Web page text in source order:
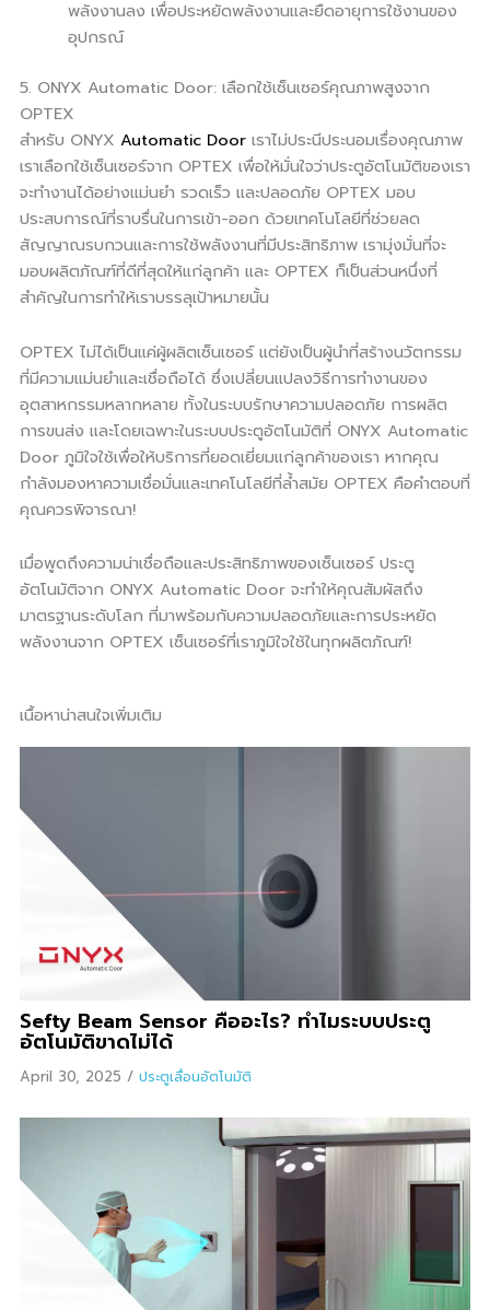
พลังงานลง เพื่อประหยัดพลังงานและยืดอายุการใช้งานของ
อุปกรณ์
5. ONYX Automatic Door: เลือกใช้เซ็นเซอร์คุณภาพสูงจาก
OPTEX
สำหรับ ONYX Automatic Doorเราไม่ประนีประนอมเรื่องคุณภาพ
เราเลือกใช้เซ็นเซอร์จาก OPTEX เพื่อให้มั่นใจว่าประตูอัตโนมัติของเรา
จะทำงานได้อย่างแม่นยำ รวดเร็ว และปลอดภัย OPTEX มอบ
ประสบการณ์ที่ราบรื่นในการเข้า-ออก ด้วยเทคโนโลยีที่ช่วยลด
สัญญาณรบกวนและการใช้พลังงานที่มีประสิทธิภาพ เรามุ่งมั่นที่จะ
มอบผลิตภัณฑ์ที่ดีที่สุดให้แก่ลูกค้า และ OPTEX ก็เป็นส่วนหนึ่งที่
สำคัญในการทำให้เราบรรลุเป้าหมายนั้น
OPTEX ไม่ได้เป็นแค่ผู้ผลิตเซ็นเซอร์ แต่ยังเป็นผู้นำที่สร้างนวัตกรรม
ที่มีความแม่นยำและเชื่อถือได้ ซึ่งเปลี่ยนแปลงวิธีการทำงานของ
อุตสาหกรรมหลากหลาย ทั้งในระบบรักษาความปลอดภัย การผลิต
การขนส่ง และโดยเฉพาะในระบบประตูอัตโนมัติที่ ONYX Automatic
Door ภูมิใจใช้เพื่อให้บริการที่ยอดเยี่ยมแก่ลูกค้าของเรา หากคุณ
กำลังมองหาความเชื่อมั่นและเทคโนโลยีที่ล้ำสมัย OPTEX คือคำตอบที่
คุณควรพิจารณา!
เมื่อพูดถึงความน่าเชื่อถือและประสิทธิภาพของเซ็นเซอร์ ประตู
อัตโนมัติจาก ONYX Automatic Door จะทำให้คุณสัมผัสถึง
มาตรฐานระดับโลก ที่มาพร้อมกับความปลอดภัยและการประหยัด
พลังงานจาก OPTEX เซ็นเซอร์ที่เราภูมิใจใช้ในทุกผลิตภัณฑ์!
เนื้อหาน่าสนใจเพิ่มเติม
Sefty Beam Sensor คืออะไร? ทำไมระบบประตู
อัตโนมัติขาดไม่ได้
April 30, 2025 / ประตูเลื่อนอัตโนมัติ